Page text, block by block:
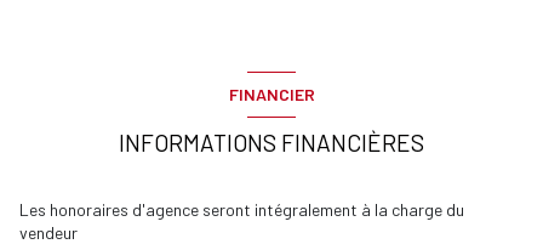
chambre
FINANCIER
INFORMATIONS FINANCIÈRES
Les honoraires d'agence seront intégralement à la charge du
vendeur